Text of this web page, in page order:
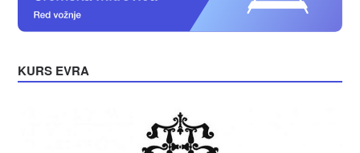
KURS EVRA